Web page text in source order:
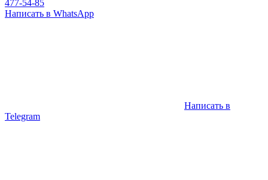
477-54-85
Написать в WhatsApp
Написать в
Telegram